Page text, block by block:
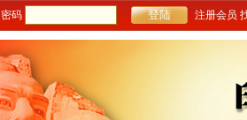
密码 注册会员